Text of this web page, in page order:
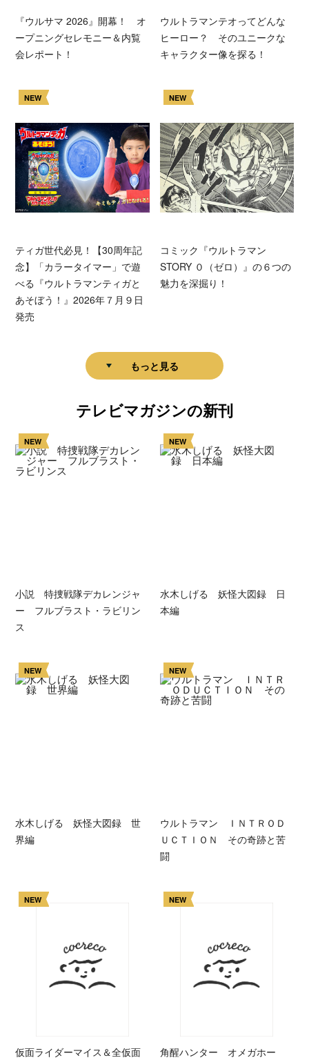
『ウルサマ 2026』開幕！ オ
ープニングセレモニー＆内覧
会レポート！
ウルトラマンテオってどんな
ヒーロー？ そのユニークな
キャラクター像を探る！
NEW
ティガ世代必見！【30周年記
念】「カラータイマー」で遊
べる『ウルトラマンティガと
あそぼう！』2026年７月９日
発売
NEW
コミック『ウルトラマン
STORY ０（ゼロ）』の６つの
魅力を深掘り！
もっと見る
テレビマガジンの新刊
NEW
小説 特捜戦隊デカレンジャ
ー フルブラスト・ラビリン
ス
NEW
水木しげる 妖怪大図録 日
本編
NEW
水木しげる 妖怪大図録 世
界編
NEW
ウルトラマン ＩＮＴＲＯＤ
ＵＣＴＩＯＮ その奇跡と苦
闘
NEW
仮面ライダーマイス＆全仮面
NEW
角醒ハンター オメガホー